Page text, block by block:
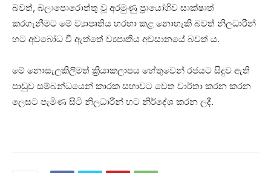
බවත්, බලාපොරොත්තු වූ අරමුණු ප්‍රායෝගිව සාක්ෂාත්
කරගැනීමට මේ ව්‍යාපෘතිය හරහා කළ නොහැකි බවත් නිලධාරීන්
හට අවබෝධ වී ඇත්තේ ව්‍යපෘතිය අවසානයේ බවත් ය.
මේ නොසැලකිලිමත් ක්‍රියාකලාපය හේතුවෙන් රජයට සිදුව ඇති
පාඩුව සම්බන්ධයෙන් කාරක සභාවට වෙත වාර්තා කරන කරන
ලෙසට පැමිණ සිටි නිලධාරීන් හට නිර්දේශ කරන ලදී.